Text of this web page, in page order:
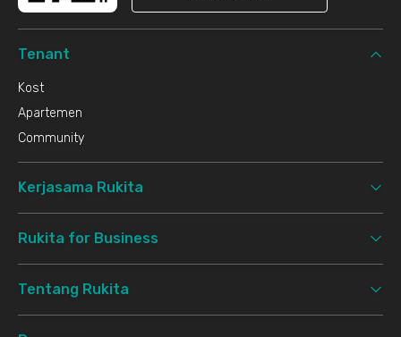
Tenant
Kost
Apartemen
Community
Kerjasama Rukita
Rukita for Business
Tentang Rukita